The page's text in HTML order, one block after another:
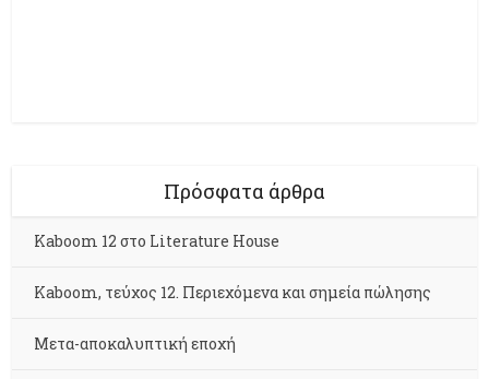
Πρόσφατα άρθρα
Kaboom 12 στο Literature House
Kaboom, τεύχος 12. Περιεχόμενα και σημεία πώλησης
Μετα-αποκαλυπτική εποχή